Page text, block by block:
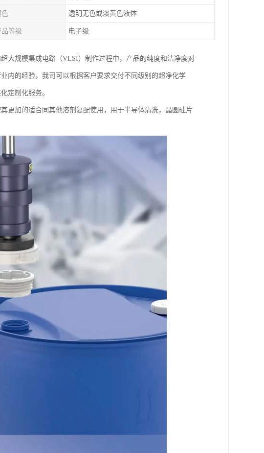
色 透明无色或淡黄色液体
品等级 电子级
大规模集成电路（VLSI）制作过程中，产品的纯度和洁净度对
内的经验，我司可以根据客户要求交付不同级别的超净化学
定制化服务。
更加的适合同其他溶剂复配使用，用于半导体清洗，晶圆硅片